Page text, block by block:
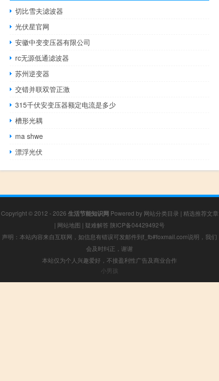
切比雪夫滤波器
光伏星官网
安徽中变变压器有限公司
rc无源低通滤波器
苏州逆变器
交错并联双管正激
315千伏安变压器额定电流是多少
槽形光耦
ma shwe
漂浮光伏
Copyright © 2012 - 2026 生活节能知识网 Powered by 网站分类目录 | 精选推荐文章
| 网站地图 | 疑难解答 陕ICP备04429492号
声明：本站内容来自互联网，如信息有错误可发邮件到f_fb#foxmail.com说明，我们
会及时纠正，谢谢
本站仅为个人兴趣爱好，不接盈利性广告及商业合作
小男孩